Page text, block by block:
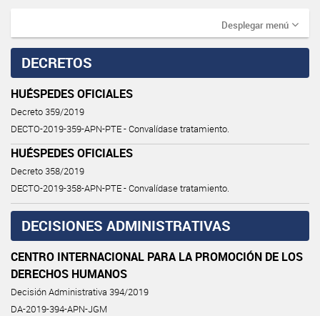
Desplegar menú
DECRETOS
HUÉSPEDES OFICIALES
Decreto 359/2019
DECTO-2019-359-APN-PTE - Convalídase tratamiento.
HUÉSPEDES OFICIALES
Decreto 358/2019
DECTO-2019-358-APN-PTE - Convalídase tratamiento.
DECISIONES ADMINISTRATIVAS
CENTRO INTERNACIONAL PARA LA PROMOCIÓN DE LOS
DERECHOS HUMANOS
Decisión Administrativa 394/2019
DA-2019-394-APN-JGM